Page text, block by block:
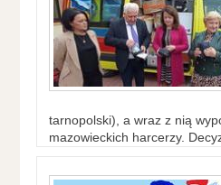
tarnopolski), a wraz z nią
mazowieckich harcerzy.